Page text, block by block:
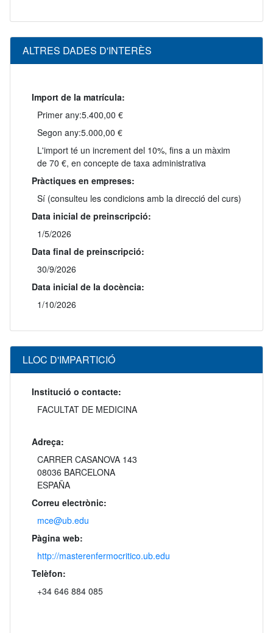
ALTRES DADES D'INTERÈS
Import de la matrícula:
Primer any:5.400,00 €
Segon any:5.000,00 €
L'import té un increment del 10%, fins a un màxim
de 70 €, en concepte de taxa administrativa
Pràctiques en empreses:
Sí (consulteu les condicions amb la direcció del curs)
Data inicial de preinscripció:
1/5/2026
Data final de preinscripció:
30/9/2026
Data inicial de la docència:
1/10/2026
LLOC D'IMPARTICIÓ
Institució o contacte:
FACULTAT DE MEDICINA
Adreça:
CARRER CASANOVA 143
08036 BARCELONA
ESPAÑA
Correu electrònic:
mce@ub.edu
Pàgina web:
http://masterenfermocritico.ub.edu
Telèfon:
+34 646 884 085